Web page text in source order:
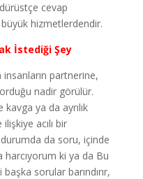
cevap
hizmetlerdendir.
İstediği Şey
insanların partnerine,
nadir görülür.
ya da ayrılık
acılı bir
da soru, içinde
ki ya da Bu
sorular barındırır,